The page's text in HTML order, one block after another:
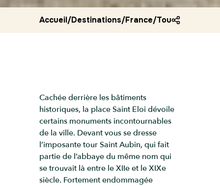
Accueil/Destinations/France/Tour saint
Cachée derrière les bâtiments
historiques, la place Saint Eloi dévoile
certains monuments incontournables
de la ville. Devant vous se dresse
l’imposante tour Saint Aubin, qui fait
partie de l’abbaye du même nom qui
se trouvait là entre le XIIe et le XIXe
siècle. Fortement endommagée